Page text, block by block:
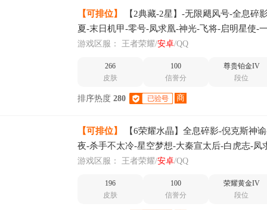
【可排位】
【2典藏-2星】-无限飓风号-全息碎
夏-末日机甲-零号-凤求凰-神光-飞将-启明星使-
幻舞-黄金射手座-黄金白羊座
游戏区服： 王者荣耀/安卓/QQ
266
皮肤
100
信誉分
尊贵铂金IV
段位
排序热度 280 商
【可排位】
【6荣耀水晶】全息碎影-倪克斯神
夜-杀手不太冷-星空梦想-大秦宣太后-白虎志-凤
翎-龙胆-偶像歌手
游戏区服： 王者荣耀/安卓/QQ
196
皮肤
100
信誉分
荣耀黄金IV
段位